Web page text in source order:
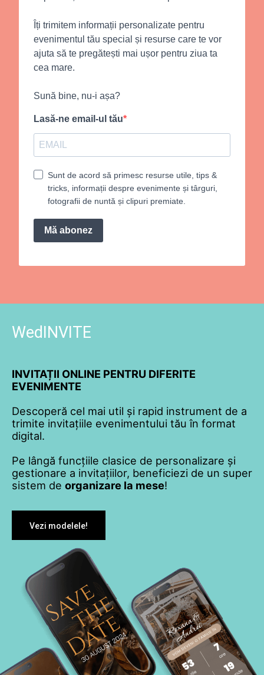
Îți trimitem informații personalizate pentru
evenimentul tău special și resurse care te vor
ajuta să te pregătești mai ușor pentru ziua ta
cea mare.
Sună bine, nu-i așa?
Lasă-ne email-ul tău
Sunt de acord să primesc resurse utile, tips &
tricks, informații despre evenimente și târguri,
fotografii de nuntă și clipuri premiate.
Mă abonez
WedINVITE
INVITAȚII ONLINE PENTRU DIFERITE
EVENIMENTE
Descoperă cel mai util și rapid instrument de a
trimite invitațiile evenimentului tău în format
digital.
Pe lângă funcțiile clasice de personalizare și
gestionare a invitațiilor, beneficiezi de un super
sistem de organizare la mese!
Vezi modelele!